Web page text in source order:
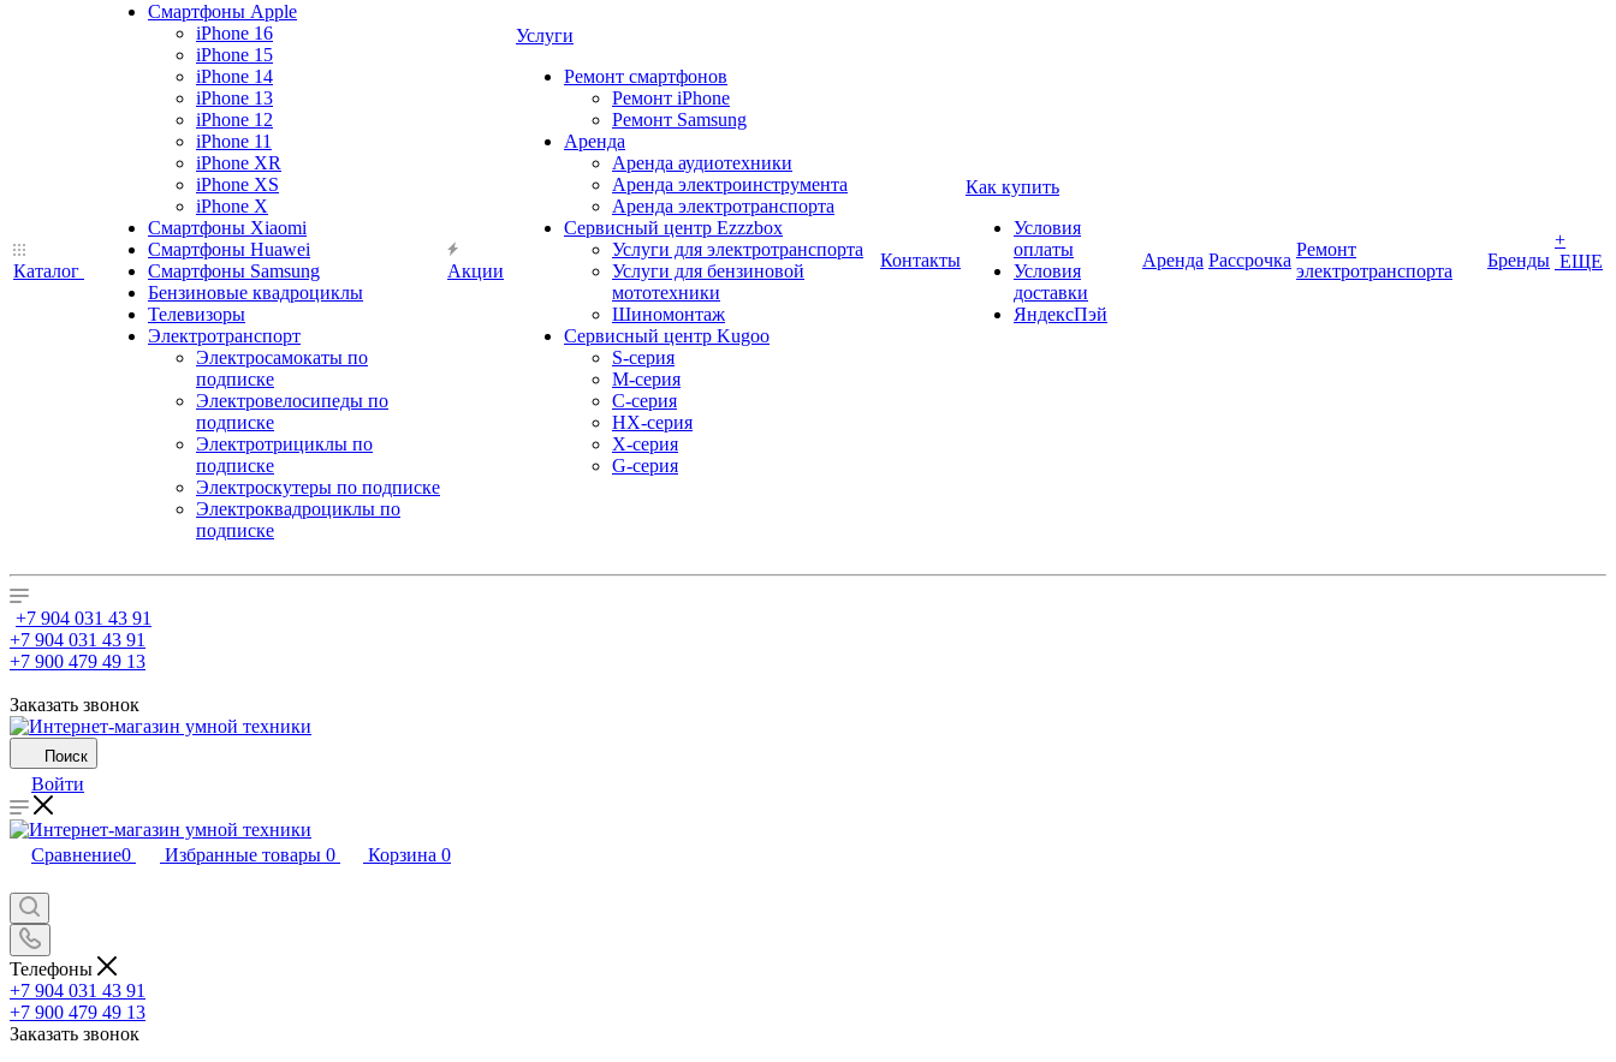
Каталог
Смартфоны Apple
iPhone 16
iPhone 15
iPhone 14
iPhone 13
iPhone 12
iPhone 11
iPhone XR
iPhone XS
iPhone X
Смартфоны Xiaomi
Смартфоны Huawei
Смартфоны Samsung
Бензиновые квадроциклы
Телевизоры
Электротранспорт
Электросамокаты по
подписке
Электровелосипеды по
подписке
Электротрициклы по
подписке
Электроскутеры по подписке
Электроквадроциклы по
подписке
Акции
Услуги
Ремонт смартфонов
Ремонт iPhone
Ремонт Samsung
Аренда
Аренда аудиотехники
Аренда электроинструмента
Аренда электротранспорта
Сервисный центр Ezzzbox
Услуги для электротранспорта
Услуги для бензиновой
мототехники
Шиномонтаж
Сервисный центр Kugoo
S-cерия
M-серия
С-серия
HX-серия
X-серия
G-серия
Контакты
Как купить
Условия
оплаты
Условия
доставки
ЯндексПэй
Аренда Рассрочка
Ремонт
электротранспорта
Бренды
+
ЕЩЕ
+7 904 031 43 91
+7 904 031 43 91
+7 900 479 49 13
Заказать звонок
Поиск
Войти
Сравнение0 Избранные товары 0 Корзина 0
Телефоны
+7 904 031 43 91
+7 900 479 49 13
Заказать звонок